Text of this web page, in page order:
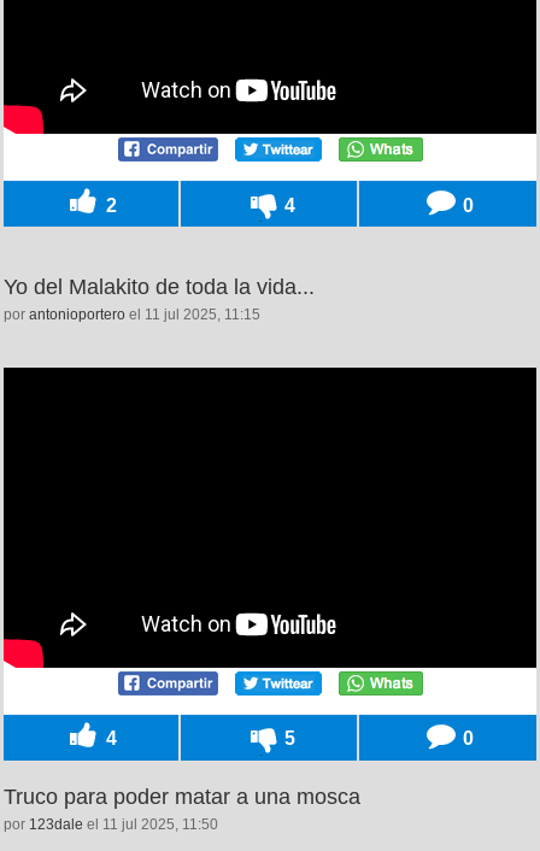
2 4 0
Yo del Malakito de toda la vida...
por antonioportero el 11 jul 2025, 11:15
4 5 0
Truco para poder matar a una mosca
por 123dale el 11 jul 2025, 11:50